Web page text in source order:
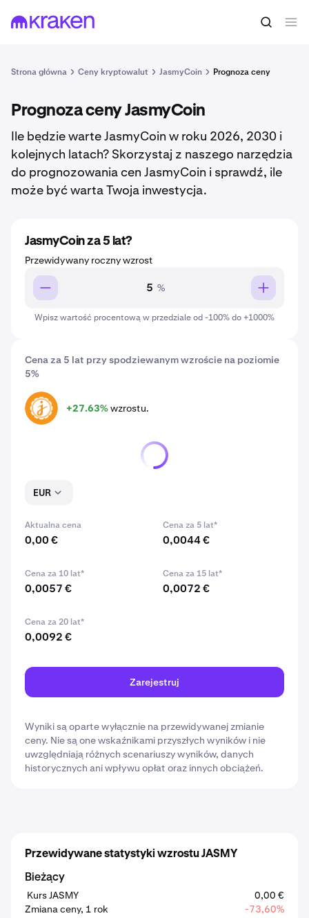
Strona główna Ceny kryptowalut JasmyCoin Prognoza ceny
Prognoza ceny JasmyCoin
Ile będzie warte JasmyCoin w roku 2026, 2030 i
kolejnych latach? Skorzystaj z naszego narzędzia
do prognozowania cen JasmyCoin i sprawdź, ile
może być warta Twoja inwestycja.
Cena za 5 lat przy spodziewanym wzroście na poziomie
5%
JASMY +27.63%wzrostu.
EUR
Aktualna cena
0,00 €
Cena za 5 lat*
0,0044 €
Cena za 10 lat*
0,0057 €
Cena za 15 lat*
0,0072 €
Cena za 20 lat*
0,0092 €
Zarejestruj
Wyniki są oparte wyłącznie na przewidywanej zmianie
ceny. Nie są one wskaźnikami przyszłych wyników i nie
uwzględniają różnych scenariuszy wyników, danych
historycznych ani wpływu opłat oraz innych obciążeń.
Przewidywane statystyki wzrostu JASMY
Bieżący
Kurs JASMY
0,00 €
Zmiana ceny, 1 rok
-73,60%
JasmyCoin za 5 lat?
Przewidywany roczny wzrost
%
Wpisz wartość procentową w przedziale od -100% do +1000%